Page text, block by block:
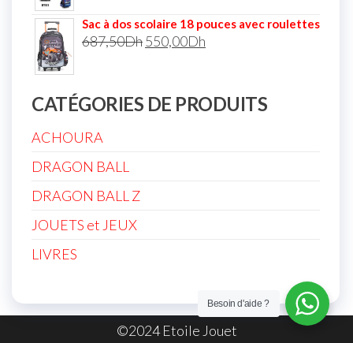
Sac à dos scolaire 18 pouces avec roulettes
687,50Dh550,00Dh
CATÉGORIES DE PRODUITS
ACHOURA
DRAGON BALL
DRAGON BALL Z
JOUETS et JEUX
LIVRES
Besoin d'aide ?